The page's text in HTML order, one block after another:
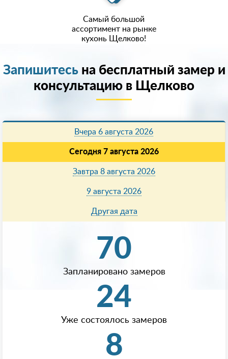
Самый большой
ассортимент на рынке
кухонь Щелково!
Запишитесьна бесплатный замер и
консультацию в Щелково
Вчера 6 августа 2026
Сегодня 7 августа 2026
Завтра 8 августа 2026
9 августа 2026
Другая дата
70
Запланировано замеров
24
Уже состоялось замеров
8